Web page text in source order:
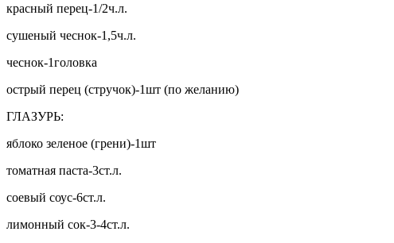
красный перец-1/2ч.л.
сушеный чеснок-1,5ч.л.
чеснок-1головка
острый перец (стручок)-1шт (по желанию)
ГЛАЗУРЬ:
яблоко зеленое (грени)-1шт
томатная паста-3ст.л.
соевый соус-6ст.л.
лимонный сок-3-4ст.л.